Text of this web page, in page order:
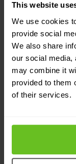
This website
We use cookies
provide social
We also share
our social media,
may combine it
provided to them
of their services.
Les
d'Aruba
L'ensemble du
relever les
visibilité,